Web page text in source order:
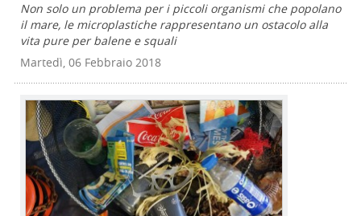
Non solo un problema per i piccoli organismi che popolano
il mare, le microplastiche rappresentano un ostacolo alla
vita pure per balene e squali
Martedì, 06 Febbraio 2018